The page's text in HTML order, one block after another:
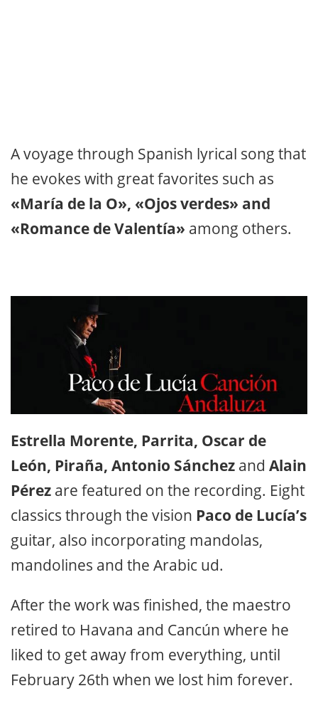
A voyage through Spanish lyrical song that
he evokes with great favorites such as
«María de la O», «Ojos verdes» and
«Romance de Valentía» among others.
Estrella Morente, Parrita, Oscar de
León, Piraña, Antonio Sánchez and Alain
Pérez are featured on the recording. Eight
classics through the vision Paco de Lucía’s
guitar, also incorporating mandolas,
mandolines and the Arabic ud.
After the work was finished, the maestro
retired to Havana and Cancún where he
liked to get away from everything, until
February 26th when we lost him forever.